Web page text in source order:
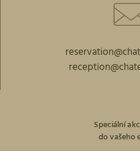
Speciální
do vašeho